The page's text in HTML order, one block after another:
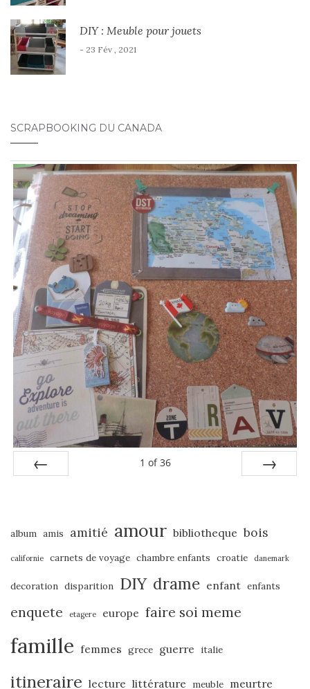
DIY : Meuble pour jouets
- 23 Fév , 2021
SCRAPBOOKING DU CANADA
1 of 36
album amis amitié amour bibliotheque bois
californie carnets de voyage chambre enfants croatie danemark
decoration disparition DIY drame enfant enfants
enquete etagere europe faire soi meme
famille femmes grece guerre italie
itineraire lecture littérature meuble meurtre